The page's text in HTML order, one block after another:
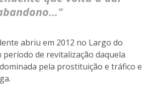
abriu em 2012 no Largo do
de revitalização daquela
pela prostituição e tráfico e